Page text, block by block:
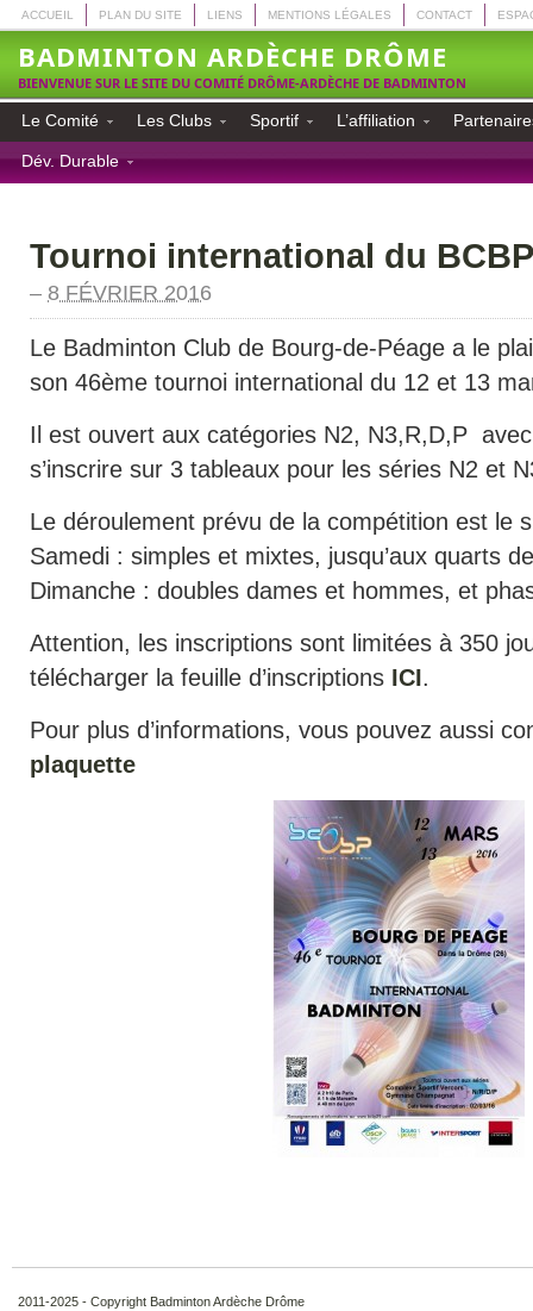
ACCUEIL PLAN DU SITE LIENS MENTIONS LÉGALES CONTACT
BADMINTON ARDÈCHE DRÔME
BIENVENUE SUR LE SITE DU COMITÉ DRÔME-ARDÈCHE DE BADMINTON
Le Comité Les Clubs Sportif L’affiliation
Dév. Durable
Tournoi international du
– 8 FÉVRIER 2016
Le Badminton Club de Bourg-de-Péage a le
son 46ème tournoi international du 12 et 13
Il est ouvert aux catégories N2, N3,R,D,P
s’inscrire sur 3 tableaux pour les séries N2 et
Le déroulement prévu de la compétition est le
Samedi : simples et mixtes, jusqu’aux quarts
Dimanche : doubles dames et hommes, et
Attention, les inscriptions sont limitées à 350
télécharger la feuille d’inscriptions ICI.
Pour plus d’informations, vous pouvez aussi
plaquette
2011-2025 - Copyright Badminton Ardèche Drôme